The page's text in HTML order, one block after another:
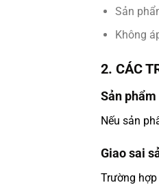
Sản
Không
2. CÁC
Sản
Nếu sản
Giao sai
Trường